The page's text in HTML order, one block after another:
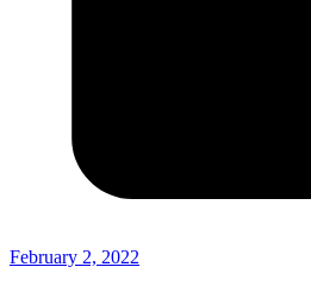
February 2, 2022